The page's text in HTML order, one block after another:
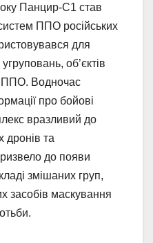
Панцир-С1 став
ППО російських
для
об’єктів
ППО. Водночас
про бойові
вразливий до
дронів та
до появи
змішаних груп,
засобів маскування